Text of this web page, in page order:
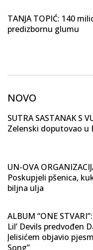
TANJA TOPIĆ: 140
predizbornu glumu
NOVO
SUTRA SASTANAK S
Zelenski doputovao u
UN-OVA
Poskupjeli pšenica,
biljna ulja
ALBUM “ONE
Lil’ Devils predvođen
Jelisićem objavio
Song”